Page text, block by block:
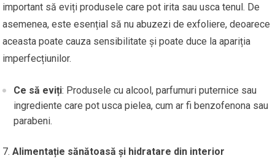
important să eviți produsele care pot irita sau usca tenul. De
asemenea, este esențial să nu abuzezi de exfoliere, deoarece
aceasta poate cauza sensibilitate și poate duce la apariția
imperfecțiunilor.
Ce să eviți: Produsele cu alcool, parfumuri puternice sau
ingrediente care pot usca pielea, cum ar fi benzofenona sau
parabeni.
Alimentație sănătoasă și hidratare din interior